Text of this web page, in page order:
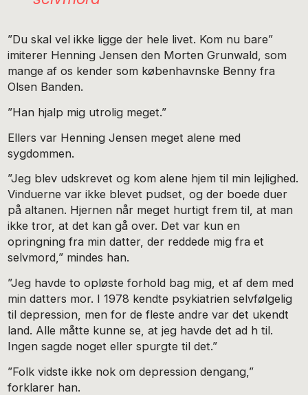
”Du skal vel ikke ligge der hele livet. Kom nu bare”
imiterer Henning Jensen den Morten Grunwald, som
mange af os kender som københavnske Benny fra
Olsen Banden.
”Han hjalp mig utrolig meget.”
Ellers var Henning Jensen meget alene med
sygdommen.
”Jeg blev udskrevet og kom alene hjem til min lejlighed.
Vinduerne var ikke blevet pudset, og der boede duer
på altanen. Hjernen når meget hurtigt frem til, at man
ikke tror, at det kan gå over. Det var kun en
opringning fra min datter, der reddede mig fra et
selvmord,” mindes han.
”Jeg havde to opløste forhold bag mig, et af dem med
min datters mor. I 1978 kendte psykiatrien selvfølgelig
til depression, men for de fleste andre var det ukendt
land. Alle måtte kunne se, at jeg havde det ad h til.
Ingen sagde noget eller spurgte til det.”
”Folk vidste ikke nok om depression dengang,”
forklarer han.